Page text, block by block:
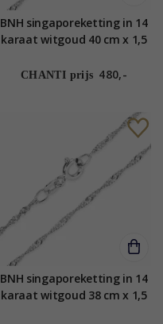
BNH singaporeketting in 14
karaat witgoud 40 cm x 1,5
CHANTI prijs 480,-
BNH singaporeketting in 14
karaat witgoud 38 cm x 1,5